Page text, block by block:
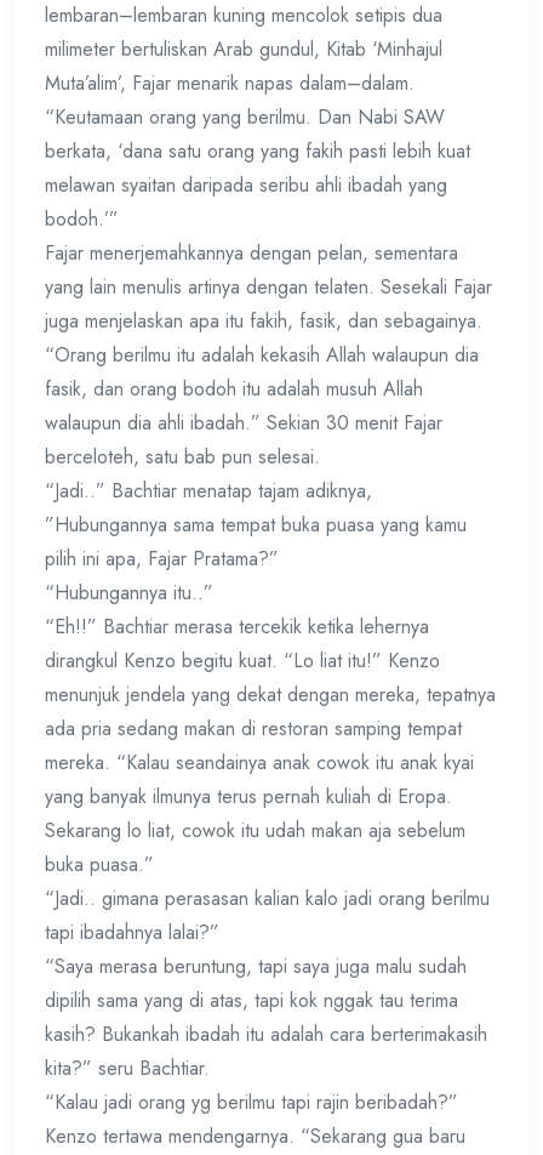
lembaran–lembaran kuning mencolok setipis dua
milimeter bertuliskan Arab gundul, Kitab ‘Minhajul
Muta’alim’, Fajar menarik napas dalam–dalam.
“Keutamaan orang yang berilmu. Dan Nabi SAW
berkata, ‘dana satu orang yang fakih pasti lebih kuat
melawan syaitan daripada seribu ahli ibadah yang
bodoh.’”
Fajar menerjemahkannya dengan pelan, sementara
yang lain menulis artinya dengan telaten. Sesekali Fajar
juga menjelaskan apa itu fakih, fasik, dan sebagainya.
“Orang berilmu itu adalah kekasih Allah walaupun dia
fasik, dan orang bodoh itu adalah musuh Allah
walaupun dia ahli ibadah.” Sekian 30 menit Fajar
berceloteh, satu bab pun selesai.
“Jadi..” Bachtiar menatap tajam adiknya,
”Hubungannya sama tempat buka puasa yang kamu
pilih ini apa, Fajar Pratama?”
“Hubungannya itu..”
“Eh!!” Bachtiar merasa tercekik ketika lehernya
dirangkul Kenzo begitu kuat. “Lo liat itu!” Kenzo
menunjuk jendela yang dekat dengan mereka, tepatnya
ada pria sedang makan di restoran samping tempat
mereka. “Kalau seandainya anak cowok itu anak kyai
yang banyak ilmunya terus pernah kuliah di Eropa.
Sekarang lo liat, cowok itu udah makan aja sebelum
buka puasa.”
“Jadi.. gimana perasasan kalian kalo jadi orang berilmu
tapi ibadahnya lalai?”
“Saya merasa beruntung, tapi saya juga malu sudah
dipilih sama yang di atas, tapi kok nggak tau terima
kasih? Bukankah ibadah itu adalah cara berterimakasih
kita?” seru Bachtiar.
“Kalau jadi orang yg berilmu tapi rajin beribadah?”
Kenzo tertawa mendengarnya. “Sekarang gua baru